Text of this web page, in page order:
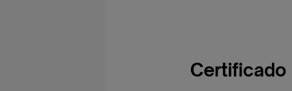
Certificado